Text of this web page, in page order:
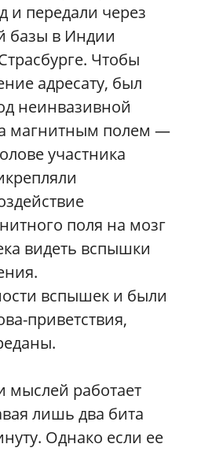
и передали через
базы в Индии
Чтобы
адресату, был
неинвазивной
магнитным полем —
участника
поля на мозг
видеть вспышки
вспышек и были
приветствия,
мыслей работает
лишь два бита
Однако если ее